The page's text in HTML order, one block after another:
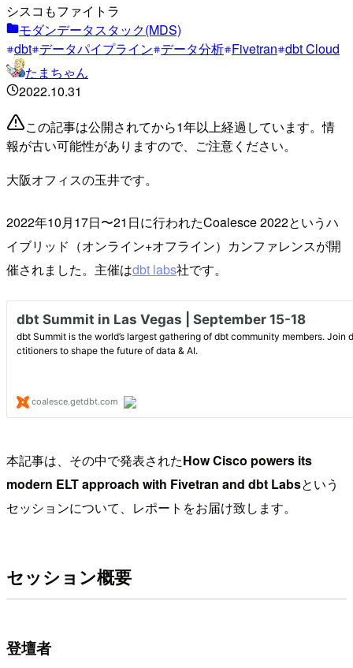
シスコもファイトラ
モダンデータスタック(MDS)
dbt データパイプライン データ分析 Fivetran dbt Cloud
たまちゃん
2022.10.31
この記事は公開されてから1年以上経過しています。情
報が古い可能性がありますので、ご注意ください。
大阪オフィスの玉井です。
2022年10月17日〜21日に行われたCoalesce 2022というハ
イブリッド（オンライン+オフライン）カンファレンスが開
催されました。主催はdbt labs社です。
本記事は、その中で発表されたHow Cisco powers its
modern ELT approach with Fivetran and dbt Labsという
セッションについて、レポートをお届け致します。
セッション概要
登壇者